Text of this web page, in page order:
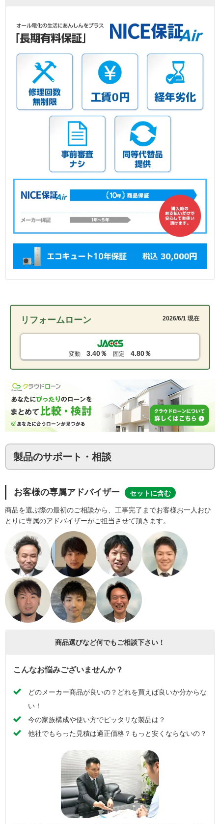
リフォームローン 2026/6/1 現在
変動 3.40％ 固定 4.80％
製品のサポート・相談
お客様の専属アドバイザー セットに含む
商品を選ぶ際の最初のご相談から、工事完了までお客様お一人おひ
とりに専属のアドバイザーがご担当させて頂きます。
商品選びなど何でもご相談下さい！
こんなお悩みございませんか？
どのメーカー商品が良いの？どれを買えば良いか分からな
い！
今の家族構成や使い方でピッタリな製品は？
他社でもらった見積は適正価格？もっと安くならないの？